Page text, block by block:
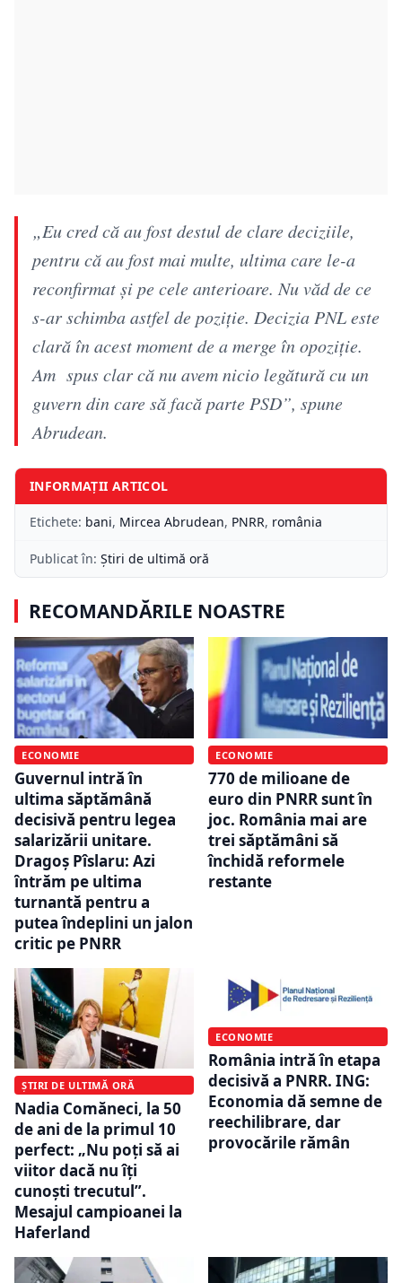
„Eu cred că au fost destul de clare deciziile,
pentru că au fost mai multe, ultima care le-a
reconfirmat și pe cele anterioare. Nu văd de ce
s-ar schimba astfel de poziție. Decizia PNL este
clară în acest moment de a merge în opoziție.
Am spus clar că nu avem nicio legătură cu un
guvern din care să facă parte PSD”, spune
Abrudean.
INFORMAȚII ARTICOL
Etichete: bani, Mircea Abrudean, PNRR, românia
Publicat în: Știri de ultimă oră
RECOMANDĂRILE NOASTRE
ECONOMIE
Guvernul intră în
ultima săptămână
decisivă pentru legea
salarizării unitare.
Dragoș Pîslaru: Azi
întrăm pe ultima
turnantă pentru a
putea îndeplini un jalon
critic pe PNRR
ECONOMIE
770 de milioane de
euro din PNRR sunt în
joc. România mai are
trei săptămâni să
închidă reformele
restante
ȘTIRI DE ULTIMĂ ORĂ
Nadia Comăneci, la 50
de ani de la primul 10
perfect: „Nu poţi să ai
viitor dacă nu îţi
cunoşti trecutul”.
Mesajul campioanei la
Haferland
ECONOMIE
România intră în etapa
decisivă a PNRR. ING:
Economia dă semne de
reechilibrare, dar
provocările rămân